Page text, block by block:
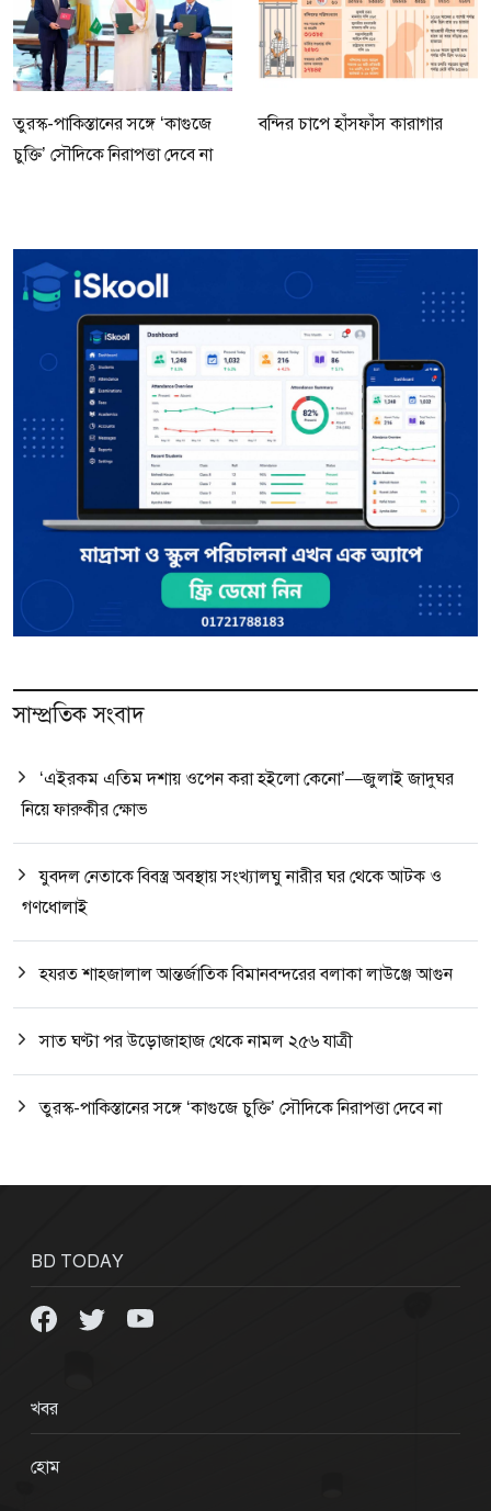
তুরস্ক-পাকিস্তানের সঙ্গে ‘কাগুজে
চুক্তি’ সৌদিকে নিরাপত্তা দেবে না
বন্দির চাপে হাঁসফাঁস কারাগার
সাম্প্রতিক সংবাদ
‘এইরকম এতিম দশায় ওপেন করা হইলো কেনো’—জুলাই জাদুঘর
নিয়ে ফারুকীর ক্ষোভ
যুবদল নেতাকে বিবস্ত্র অবস্থায় সংখ্যালঘু নারীর ঘর থেকে আটক ও
গণধোলাই
হযরত শাহজালাল আন্তর্জাতিক বিমানবন্দরের বলাকা লাউঞ্জে আগুন
সাত ঘণ্টা পর উড়োজাহাজ থেকে নামল ২৫৬ যাত্রী
তুরস্ক-পাকিস্তানের সঙ্গে ‘কাগুজে চুক্তি’ সৌদিকে নিরাপত্তা দেবে না
BD TODAY
খবর
হোম